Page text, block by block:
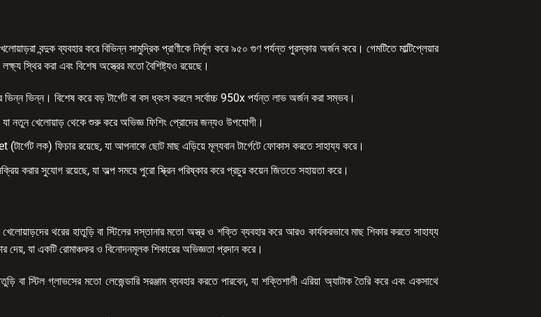
বন্দুক ব্যবহার করে বিভিন্ন সামুদ্রিক প্রাণীকে নির্মূল করে ৯৫০ গুণ পর্যন্ত পুরস্কার অর্জন করে। গেমটিতে মাল্টিপ্লেয়ার
স্থির করা এবং বিশেষ অস্ত্রের মতো বৈশিষ্ট্যও রয়েছে।
ভিন্ন ভিন্ন। বিশেষ করে বড় টার্গেট বা বস ধ্বংস করলে সর্বোচ্চ 950x পর্যন্ত লাভ অর্জন করা সম্ভব।
নতুন খেলোয়াড় থেকে শুরু করে অভিজ্ঞ ফিশিং প্রোদের জন্যও উপযোগী।
লক) ফিচার রয়েছে, যা আপনাকে ছোট মাছ এড়িয়ে মূল্যবান টার্গেটে ফোকাস করতে সাহায্য করে।
করার সুযোগ রয়েছে, যা অল্প সময়ে পুরো স্ক্রিন পরিষ্কার করে প্রচুর কয়েন জিততে সহায়তা করে।
থরের হাতুড়ি বা স্টিলের দস্তানার মতো অস্ত্র ও শক্তি ব্যবহার করে আরও কার্যকরভাবে মাছ শিকার করতে সাহায্য
যা একটি রোমাঞ্চকর ও বিনোদনমূলক শিকারের অভিজ্ঞতা প্রদান করে।
স্টিল গ্লাভসের মতো লেজেন্ডারি সরঞ্জাম ব্যবহার করতে পারবেন, যা শক্তিশালী এরিয়া অ্যাটাক তৈরি করে এবং একসাথে